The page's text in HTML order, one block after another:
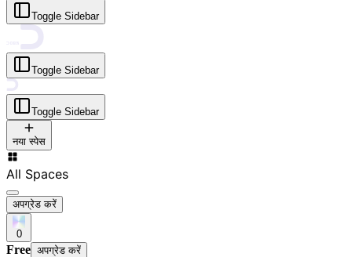
Toggle Sidebar
Toggle Sidebar
Toggle Sidebar
नया स्पेस
All Spaces
अपग्रेड करें
0
Free अपग्रेड करें